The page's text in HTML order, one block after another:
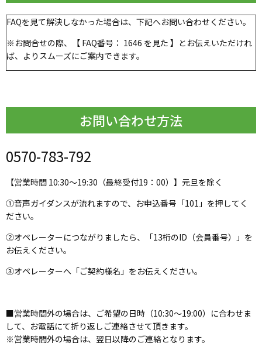
FAQを見て解決しなかった場合は、下記へお問い合わせください。
※お問合せの際、【 FAQ番号： 1646 を見た 】とお伝えいただけれ
ば、よりスムーズにご案内できます。
お問い合わせ方法
0570-783-792
【営業時間 10:30～19:30（最終受付19：00）】元旦を除く
①音声ガイダンスが流れますので、お申込番号「101」を押してく
ださい。
②オペレーターにつながりましたら、「13桁のID（会員番号）」を
お伝えください。
③オペレーターへ「ご契約様名」をお伝えください。
■営業時間外の場合は、ご希望の日時（10:30～19:00）に合わせま
して、お電話にて折り返しご連絡させて頂きます。
※営業時間外の場合は、翌日以降のご連絡となります。